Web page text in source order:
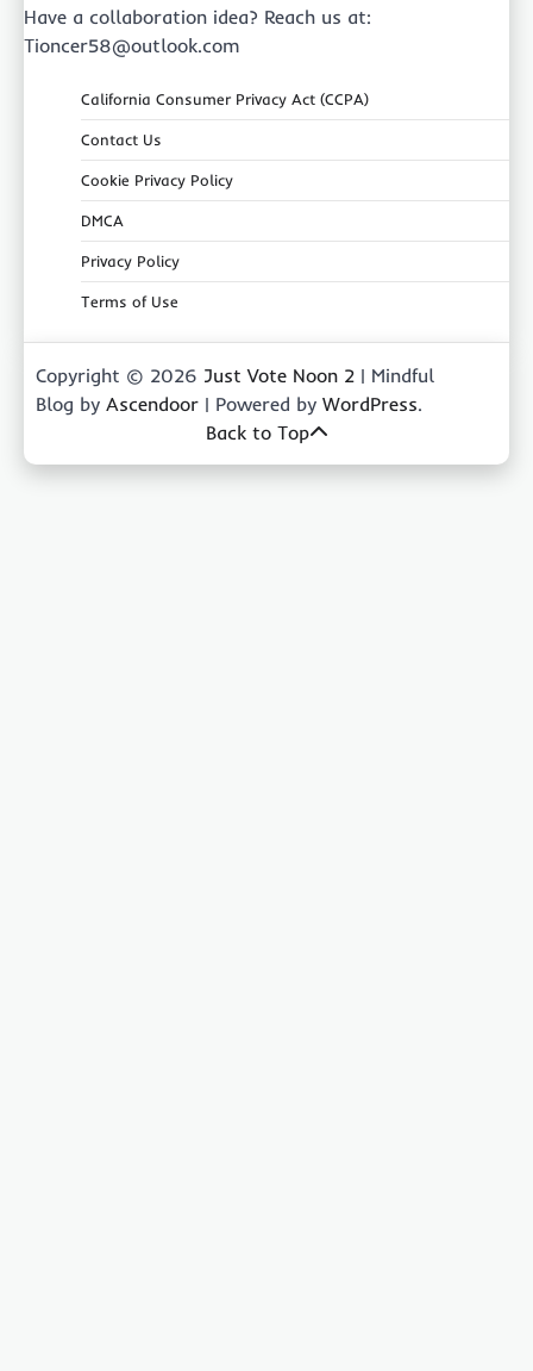
Have a collaboration idea? Reach us at:
Tioncer58@outlook.com
California Consumer Privacy Act (CCPA)
Contact Us
Cookie Privacy Policy
DMCA
Privacy Policy
Terms of Use
Copyright © 2026 Just Vote Noon 2 | Mindful
Blog by Ascendoor | Powered by WordPress.
Back to Top